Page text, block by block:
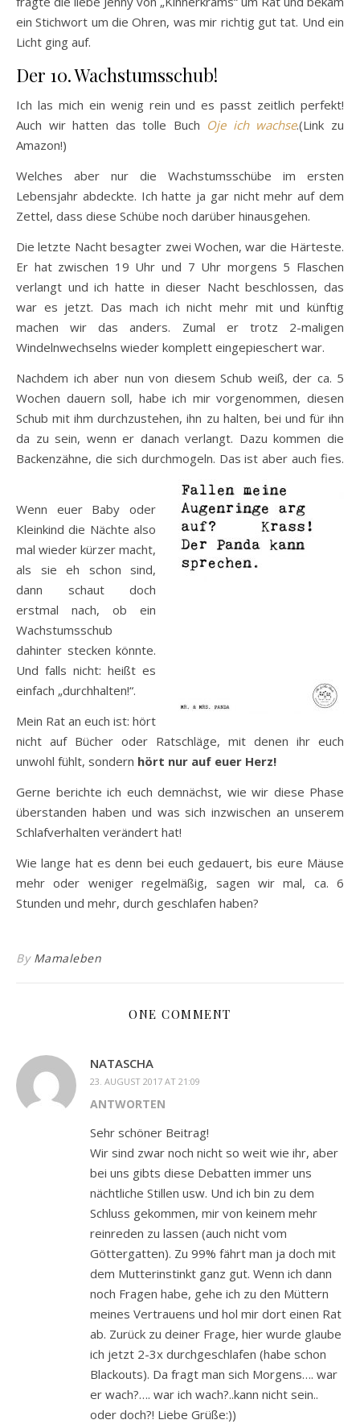
ein Stichwort um die Ohren, was mir richtig gut tat. Und ein
Licht ging auf.
Der 10. Wachstumsschub!
Ich las mich ein wenig rein und es passt zeitlich perfekt!
Auch wir hatten das tolle Buch Oje ich wachse.(Link zu
Amazon!)
Welches aber nur die Wachstumsschübe im ersten
Lebensjahr abdeckte. Ich hatte ja gar nicht mehr auf dem
Zettel, dass diese Schübe noch darüber hinausgehen.
Die letzte Nacht besagter zwei Wochen, war die Härteste.
Er hat zwischen 19 Uhr und 7 Uhr morgens 5 Flaschen
verlangt und ich hatte in dieser Nacht beschlossen, das
war es jetzt. Das mach ich nicht mehr mit und künftig
machen wir das anders. Zumal er trotz 2-maligen
Windelnwechselns wieder komplett eingepieschert war.
Nachdem ich aber nun von diesem Schub weiß, der ca. 5
Wochen dauern soll, habe ich mir vorgenommen, diesen
Schub mit ihm durchzustehen, ihn zu halten, bei und für ihn
da zu sein, wenn er danach verlangt. Dazu kommen die
Backenzähne, die sich durchmogeln. Das ist aber auch fies.
Wenn euer Baby oder
Kleinkind die Nächte also
mal wieder kürzer macht,
als sie eh schon sind,
dann schaut doch
erstmal nach, ob ein
Wachstumsschub
dahinter stecken könnte.
Und falls nicht: heißt es
einfach „durchhalten!“.
Mein Rat an euch ist: hört
nicht auf Bücher oder Ratschläge, mit denen ihr euch
unwohl fühlt, sondern hört nur auf euer Herz!
Gerne berichte ich euch demnächst, wie wir diese Phase
überstanden haben und was sich inzwischen an unserem
Schlafverhalten verändert hat!
Wie lange hat es denn bei euch gedauert, bis eure Mäuse
mehr oder weniger regelmäßig, sagen wir mal, ca. 6
Stunden und mehr, durch geschlafen haben?
By Mamaleben
ONE COMMENT
NATASCHA
23. AUGUST 2017 AT 21:09
ANTWORTEN
Sehr schöner Beitrag!
Wir sind zwar noch nicht so weit wie ihr, aber
bei uns gibts diese Debatten immer uns
nächtliche Stillen usw. Und ich bin zu dem
Schluss gekommen, mir von keinem mehr
reinreden zu lassen (auch nicht vom
Göttergatten). Zu 99% fährt man ja doch mit
dem Mutterinstinkt ganz gut. Wenn ich dann
noch Fragen habe, gehe ich zu den Müttern
meines Vertrauens und hol mir dort einen Rat
ab. Zurück zu deiner Frage, hier wurde glaube
ich jetzt 2-3x durchgeschlafen (habe schon
Blackouts). Da fragt man sich Morgens…. war
er wach?…. war ich wach?..kann nicht sein..
oder doch?! Liebe Grüße:))